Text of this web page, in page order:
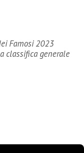
Famosi 2023
classifica generale